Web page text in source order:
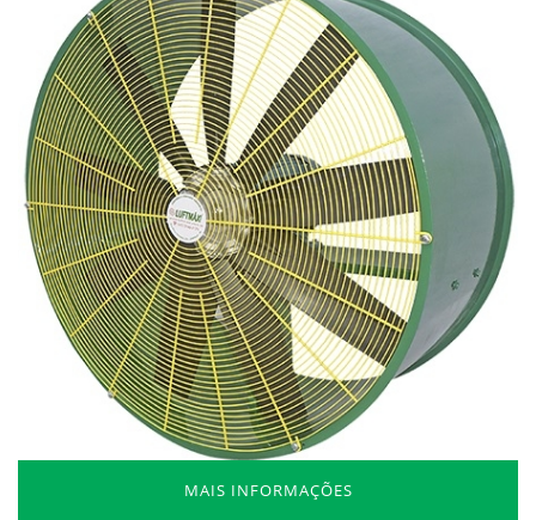
MAIS INFORMAÇÕES